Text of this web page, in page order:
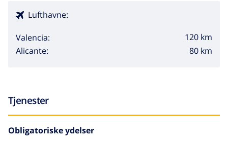
Lufthavne:
Valencia:
120 km
Alicante:
80 km
Tjenester
Obligatoriske ydelser